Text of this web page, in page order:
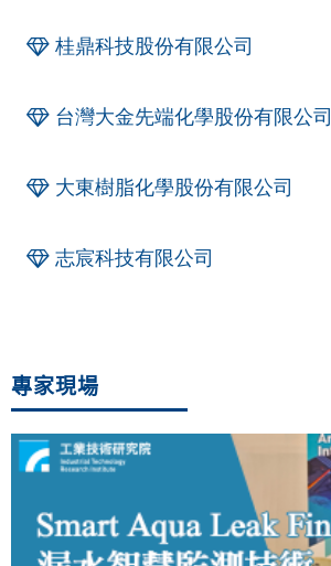
桂鼎科技股份有限公司
台灣大金先端化學股份有限公司
大東樹脂化學股份有限公司
志宸科技有限公司
專家現場